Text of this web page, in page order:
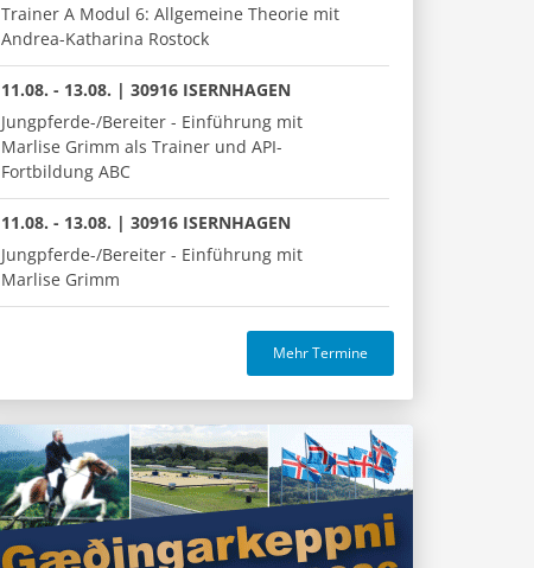
Trainer A Modul 6: Allgemeine Theorie mit
Andrea-Katharina Rostock
11.08. - 13.08. | 30916 ISERNHAGEN
Jungpferde-/Bereiter - Einführung mit
Marlise Grimm als Trainer und API-
Fortbildung ABC
11.08. - 13.08. | 30916 ISERNHAGEN
Jungpferde-/Bereiter - Einführung mit
Marlise Grimm
Mehr Termine